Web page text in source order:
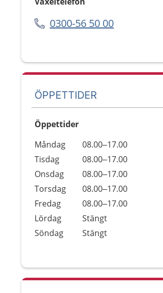
0300-56 50 00
ÖPPETTIDER
Öppettider
Dag
Öppettider
Kommentarer
Måndag
08.00–17.00
Tisdag
08.00–17.00
Onsdag
08.00–17.00
Torsdag
08.00–17.00
Fredag
08.00–17.00
Lördag
Stängt
Söndag
Stängt